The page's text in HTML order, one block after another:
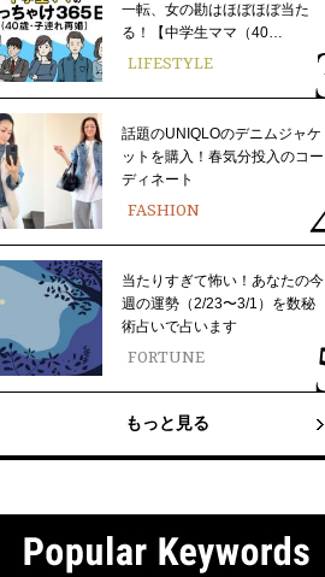
一転、女の勘はほぼほぼ当た
る！【中学生ママ（40…
LIFESTYLE
話題のUNIQLOのデニムジャケ
ットを購入！春気分投入のコー
ディネート
FASHION
当たりすぎて怖い！あなたの今
週の運勢（2/23〜3/1）を数秘
術占いで占います
FORTUNE
もっと見る